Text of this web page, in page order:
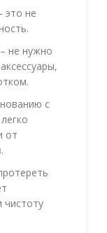
это не
не нужно
с
от
чистоту